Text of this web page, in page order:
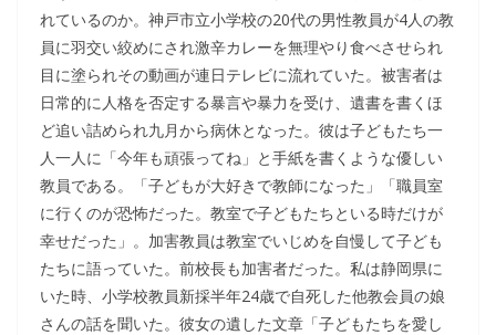
れているのか。神戸市立小学校の20代の男性教員が4人の教
員に羽交い絞めにされ激辛カレーを無理やり食べさせられ
目に塗られその動画が連日テレビに流れていた。被害者は
日常的に人格を否定する暴言や暴力を受け、遺書を書くほ
ど追い詰められ九月から病休となった。彼は子どもたち一
人一人に「今年も頑張ってね」と手紙を書くような優しい
教員である。「子どもが大好きで教師になった」「職員室
に行くのが恐怖だった。教室で子どもたちといる時だけが
幸せだった」。加害教員は教室でいじめを自慢して子ども
たちに語っていた。前校長も加害者だった。私は静岡県に
いた時、小学校教員新採半年24歳で自死した他教会員の娘
さんの話を聞いた。彼女の遺した文章「子どもたちを愛し